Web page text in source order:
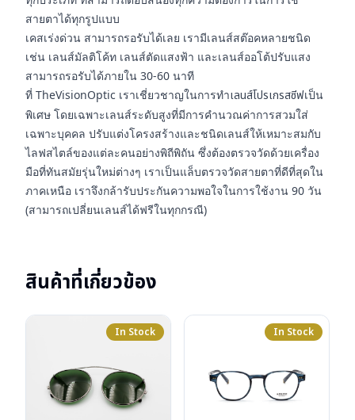
สายตาได้ทุกรูปแบบ
เคสเร่งด่วน สามารถรอรับได้เลย เรามีเลนส์สต๊อคหลายชนิด
เช่น เลนส์มัลติโค้ท เลนส์ตัดแสงฟ้า และเลนส์ออโต้ปรับแสง
สามารถรอรับได้ภายใน 30-60 นาที
ที่ TheVisionOptic เราเชี่ยวชาญในการทำเลนส์โปรเกรสซีฟเป็น
พิเศษ โดยเฉพาะเลนส์ระดับสูงที่มีการคำนวณค่าการสวมใส่
เฉพาะบุคคล ปรับแต่งโครงสร้างและชนิดเลนส์ให้เหมาะสมกับ
ไลฟสไตล์ของแต่ละคนอย่างพิถีพิถัน ซึ่งต้องตรวจวัดด้วยเครื่อง
มือที่ทันสมัยรุ่นใหม่ต่างๆ เราเป็นแล็บตรวจวัดสายตาที่ดีที่สุดใน
ภาคเหนือ เราจึงกล้ารับประกันความพอใจในการใช้งาน 90 วัน
(สามารถเปลี่ยนเลนส์ได้ฟรีในทุกกรณี)
สินค้าที่เกี่ยวข้อง
In Stock In Stock